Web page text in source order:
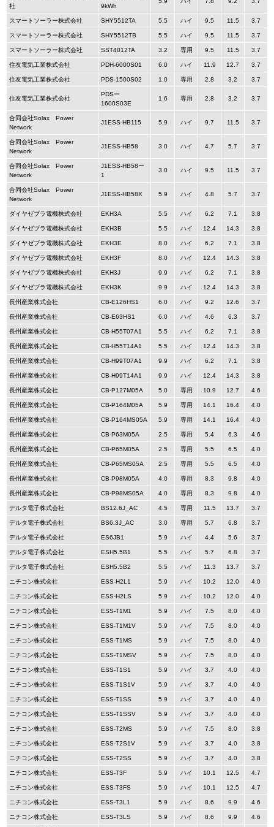
社
9kWh
スマートソーラー株式会社 SHY5512TA 5.5 ハイ 9.5 11.5 3.7
スマートソーラー株式会社 SHY5512TB 5.5 ハイ 9.5 11.5 3.7
スマートソーラー株式会社 SST4012TA 3.2 専用 9.5 11.5 3.7
住友電気工業株式会社 PDH-6000S01 6.0 ハイ 11.9 12.7 3.7
住友電気工業株式会社 PDS-1500S02 1.0 専用 2.8 3.2 3.7
住友電気工業株式会社
PDSー
1600S03E
1.6 専用 2.8 3.2 3.7
合同会社Solax Power
Network
J1ESS-HB115 5.9 ハイ 9.7 11.5 3.7
合同会社Solax Power
Network
J1ESS-HB58 3.0 ハイ 4.7 5.7 3.7
合同会社Solax Power
Network
J1ESS-HB58ー
1
3.0 ハイ 9.5 11.5 3.7
合同会社Solax Power
Network
J1ESS-HB58X 5.9 ハイ 4.8 5.7 3.7
ダイヤゼブラ電機株式会社 EKH3A 5.5 ハイ 6.2 7.1 3.8
ダイヤゼブラ電機株式会社 EKH3B 5.5 ハイ 12.4 14.3 3.8
ダイヤゼブラ電機株式会社 EKH3E 8.0 ハイ 6.2 7.1 3.8
ダイヤゼブラ電機株式会社 EKH3F 8.0 ハイ 12.4 14.3 3.8
ダイヤゼブラ電機株式会社 EKH3J 9.9 ハイ 6.2 7.1 3.8
ダイヤゼブラ電機株式会社 EKH3K 9.9 ハイ 12.4 14.3 3.8
長州産業株式会社 CB-E126HS1 6.0 ハイ 9.2 12.6 3.7
長州産業株式会社 CB-E63HS1 6.0 ハイ 4.6 6.3 3.7
長州産業株式会社 CB-H55T07A1 5.5 ハイ 6.2 7.1 3.8
長州産業株式会社 CB-H55T14A1 5.5 ハイ 12.4 14.3 3.8
長州産業株式会社 CB-H99T07A1 9.9 ハイ 6.2 7.1 3.8
長州産業株式会社 CB-H99T14A1 9.9 ハイ 12.4 14.3 3.8
長州産業株式会社 CB-P127M05A 5.0 専用 10.9 12.7 4.6
長州産業株式会社 CB-P164M05A 5.9 専用 14.1 16.4 4.0
長州産業株式会社 CB-P164MS05A 5.9 専用 14.1 16.4 4.0
長州産業株式会社 CB-P63M05A 2.5 専用 5.4 6.3 4.6
長州産業株式会社 CB-P65M05A 2.5 専用 5.5 6.5 4.0
長州産業株式会社 CB-P65MS05A 2.5 専用 5.5 6.5 4.0
長州産業株式会社 CB-P98M05A 4.0 専用 8.3 9.8 4.0
長州産業株式会社 CB-P98MS05A 4.0 専用 8.3 9.8 4.0
デルタ電子株式会社 BS12.6J_AC 4.5 専用 11.5 13.7 3.7
デルタ電子株式会社 BS6.3J_AC 3.0 専用 5.7 6.8 3.7
デルタ電子株式会社 ES6JB1 5.9 ハイ 4.4 5.6 3.7
デルタ電子株式会社 ESH5.5B1 5.5 ハイ 5.7 6.8 3.7
デルタ電子株式会社 ESH5.5B2 5.5 ハイ 11.3 13.7 3.7
ニチコン株式会社 ESS-H2L1 5.9 ハイ 10.2 12.0 4.0
ニチコン株式会社 ESS-H2LS 5.9 ハイ 10.2 12.0 4.0
ニチコン株式会社 ESS-T1M1 5.9 ハイ 7.5 8.0 4.0
ニチコン株式会社 ESS-T1M1V 5.9 ハイ 7.5 8.0 4.0
ニチコン株式会社 ESS-T1MS 5.9 ハイ 7.5 8.0 4.0
ニチコン株式会社 ESS-T1MSV 5.9 ハイ 7.5 8.0 4.0
ニチコン株式会社 ESS-T1S1 5.9 ハイ 3.7 4.0 4.0
ニチコン株式会社 ESS-T1S1V 5.9 ハイ 3.7 4.0 4.0
ニチコン株式会社 ESS-T1SS 5.9 ハイ 3.7 4.0 4.0
ニチコン株式会社 ESS-T1SSV 5.9 ハイ 3.7 4.0 4.0
ニチコン株式会社 ESS-T2MS 5.9 ハイ 7.5 8.0 3.8
ニチコン株式会社 ESS-T2S1V 5.9 ハイ 3.7 4.0 3.8
ニチコン株式会社 ESS-T2SS 5.9 ハイ 3.7 4.0 3.8
ニチコン株式会社 ESS-T3F 5.9 ハイ 10.1 12.5 4.7
ニチコン株式会社 ESS-T3FS 5.9 ハイ 10.1 12.5 4.7
ニチコン株式会社 ESS-T3L1 5.9 ハイ 8.6 9.9 4.6
ニチコン株式会社 ESS-T3LS 5.9 ハイ 8.6 9.9 4.6